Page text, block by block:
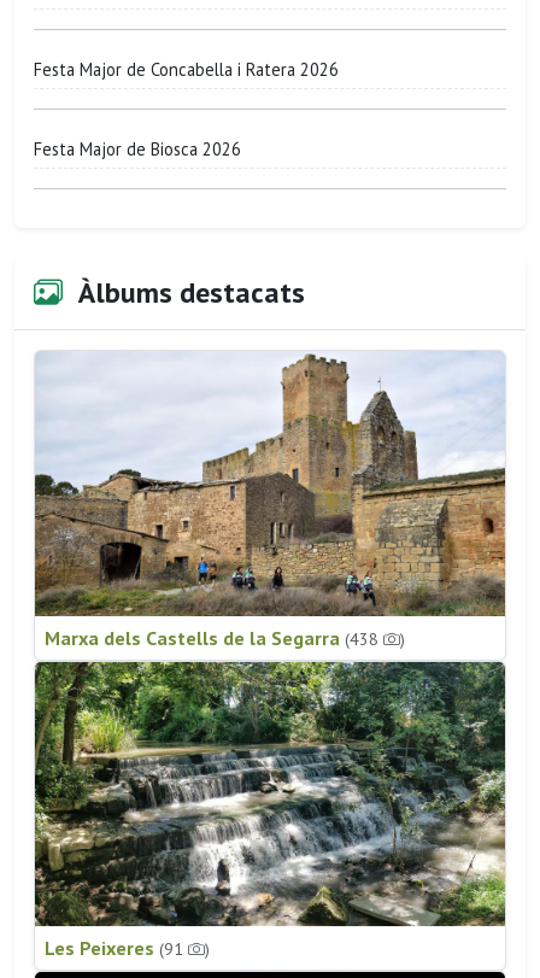
Festa Major de Concabella i Ratera 2026
Festa Major de Biosca 2026
Àlbums destacats
Marxa dels Castells de la Segarra (438 )
Les Peixeres (91 )